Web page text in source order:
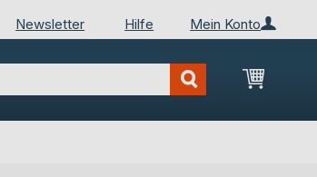
Mein Konto
Newsletter Hilfe
Mein